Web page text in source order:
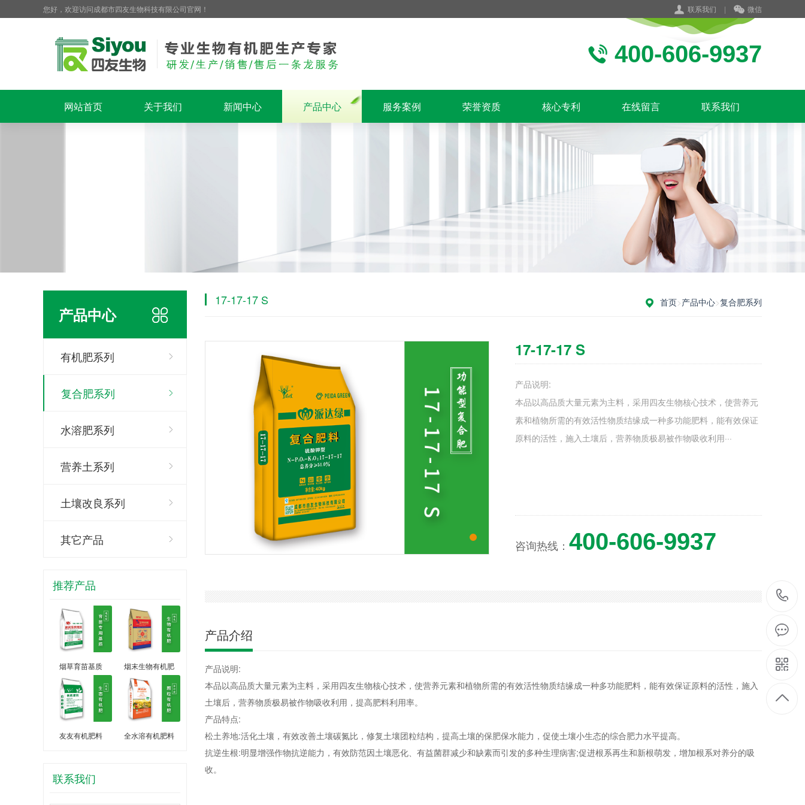
联系我们 | 微信
您好，欢迎访问成都市四友生物科技有限公司官网！
400-606-9937
网站首页 关于我们 新闻中心 产品中心 服务案例 荣誉资质 核心专利 在线留言 联系我们
产品中心
有机肥系列
复合肥系列
水溶肥系列
营养土系列
土壤改良系列
其它产品
推荐产品
烟草育苗基质 烟末生物有机肥
友友有机肥料 全水溶有机肥料
联系我们
首页>产品中心>复合肥系列
17-17-17 S
17-17-17 S
产品说明:
本品以高品质大量元素为主料，采用四友生物核心技术，使营养元
素和植物所需的有效活性物质结缘成一种多功能肥料，能有效保证
原料的活性，施入土壤后，营养物质极易被作物吸收利用···
咨询热线： 400-606-9937
产品介绍
产品说明:
本品以高品质大量元素为主料，采用四友生物核心技术，使营养元素和植物所需的有效活性物质结缘成一种多功能肥料，能有效保证原料的活性，施入
土壤后，营养物质极易被作物吸收利用，提高肥料利用率。
产品特点:
松土养地:活化土壤，有效改善土壤碳氮比，修复土壤团粒结构，提高土壤的保肥保水能力，促使土壤小生态的综合肥力水平提高。
抗逆生根:明显增强作物抗逆能力，有效防范因土壤恶化、有益菌群减少和缺素而引发的多种生理病害;促进根系再生和新根萌发，增加根系对养分的吸
收。